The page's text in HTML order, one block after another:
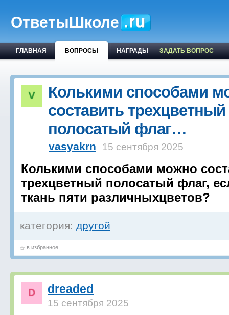
ОтветыШколе
ГЛАВНАЯ ВОПРОСЫ НАГРАДЫ ЗАДАТЬ ВОПРОС
Колькими способами
составить трехцветный
полосатый флаг…
vasyakrn 15 сентября 2025
Колькими способами можно
трехцветный полосатый флаг,
ткань пяти различныхцветов?
категория: другой
в избранное
dreaded
15 сентября 2025